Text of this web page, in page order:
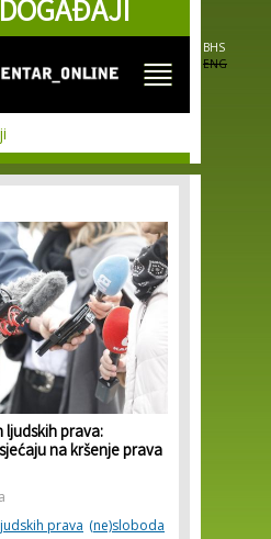
BHS
ENG
prava:
na kršenje prava
prava (ne)sloboda